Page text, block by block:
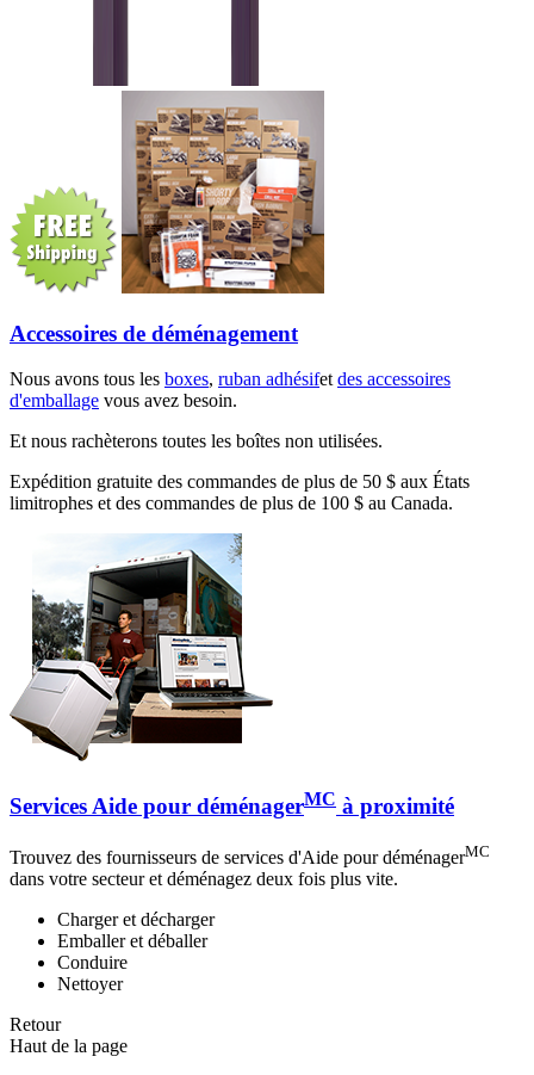
Accessoires de déménagement
Nous avons tous les boxes, ruban adhésifetdes accessoires
d'emballage vous avez besoin.
Et nous rachèterons toutes les boîtes non utilisées.
Expédition gratuite des commandes de plus de 50 $ aux États
limitrophes et des commandes de plus de 100 $ au Canada.
Services Aide pour déménagerMC à proximité
Trouvez des fournisseurs de services d'Aide pour déménagerMC
dans votre secteur et déménagez deux fois plus vite.
Charger et décharger
Emballer et déballer
Conduire
Nettoyer
Retour
Haut de la page